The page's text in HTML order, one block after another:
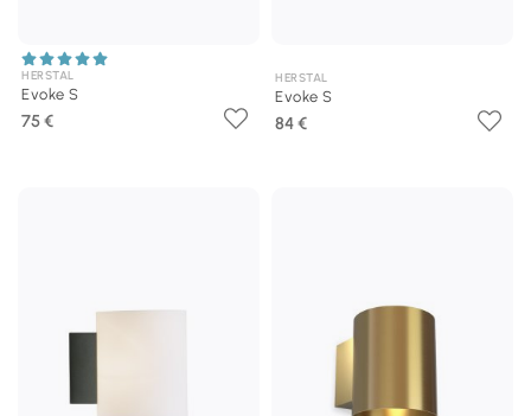
HERSTAL
Evoke S
75 €
HERSTAL
Evoke S
84 €